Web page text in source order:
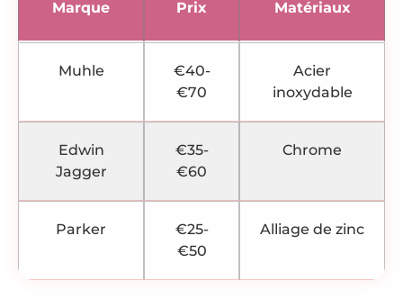
Marque Prix Matériaux
Muhle
€40-
€70
Acier
inoxydable
Edwin
Jagger
€35-
€60
Chrome
Parker
€25-
€50
Alliage de zinc